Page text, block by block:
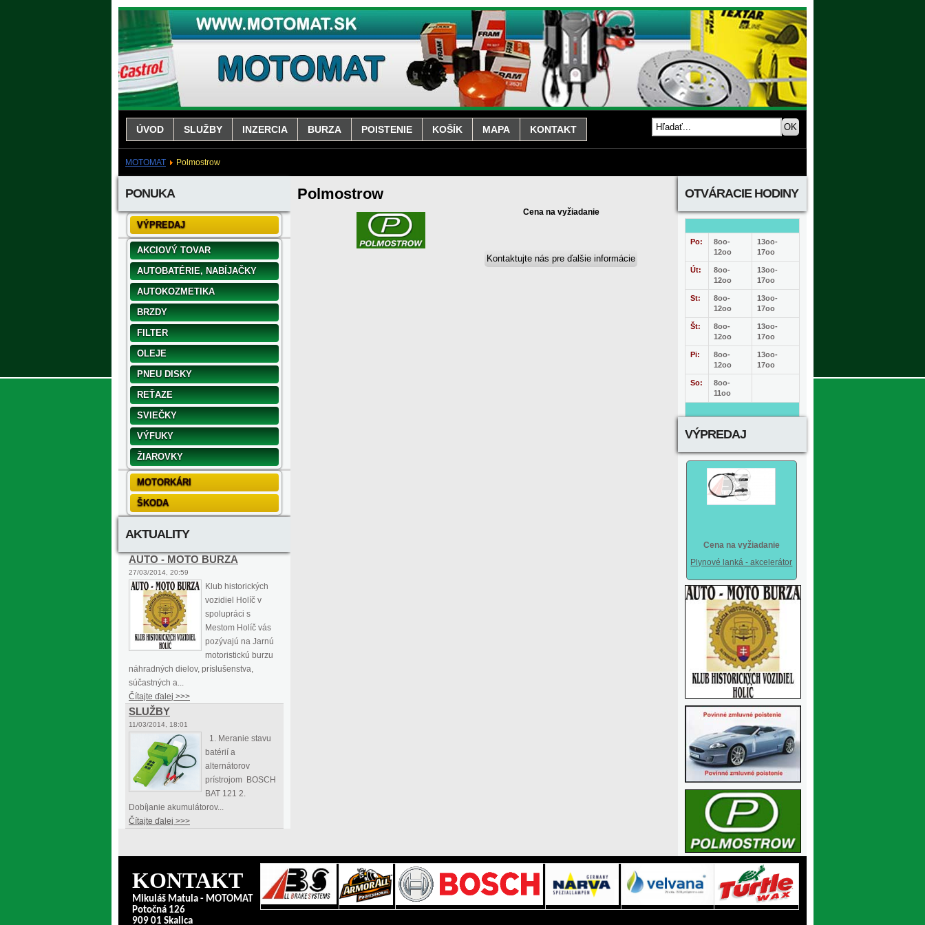
ÚVOD SLUŽBY INZERCIA BURZA POISTENIE KOŠÍK MAPA KONTAKT
MOTOMAT Polmostrow
PONUKA
VÝPREDAJ
AKCIOVÝ TOVAR
AUTOBATÉRIE, NABÍJAČKY
AUTOKOZMETIKA
BRZDY
FILTER
OLEJE
PNEU DISKY
REŤAZE
SVIEČKY
VÝFUKY
ŽIAROVKY
MOTORKÁRI
ŠKODA
AKTUALITY
AUTO - MOTO BURZA
27/03/2014, 20:59
Klub historických
vozidiel Holíč v
spolupráci s
Mestom Holíč vás
pozývajú na Jarnú
motoristickú burzu
náhradných dielov, príslušenstva,
súčastných a...
Čítajte ďalej >>>
SLUŽBY
11/03/2014, 18:01
1. Meranie stavu
batérií a
alternátorov
prístrojom BOSCH
BAT 121 2.
Dobíjanie akumulátorov...
Čítajte ďalej >>>
Polmostrow
Cena na vyžiadanie
OTVÁRACIE HODINY
Po:
8oo-
12oo
13oo-
17oo
Út:
8oo-
12oo
13oo-
17oo
St:
8oo-
12oo
13oo-
17oo
Št:
8oo-
12oo
13oo-
17oo
Pi:
8oo-
12oo
13oo-
17oo
So:
8oo-
11oo
VÝPREDAJ
Cena na vyžiadanie
Plynové lanká - akcelerátor
KONTAKT
Mikuláš Matula - MOTOMAT
Potočná 126
909 01 Skalica